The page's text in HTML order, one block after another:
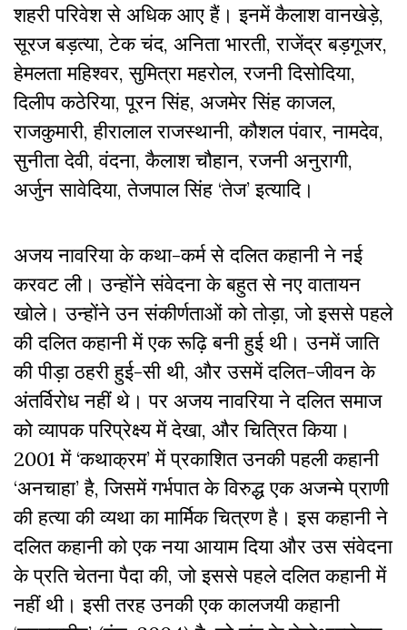
शहरी परिवेश से अधिक आए हैं। इनमें कैलाश वानखेड़े,
सूरज बड़त्या, टेक चंद, अनिता भारती, राजेंद्र बड़गूजर,
हेमलता महिश्वर, सुमित्रा महरोल, रजनी दिसोदिया,
दिलीप कठेरिया, पूरन सिंह, अजमेर सिंह काजल,
राजकुमारी, हीरालाल राजस्थानी, कौशल पंवार, नामदेव,
सुनीता देवी, वंदना, कैलाश चौहान, रजनी अनुरागी,
अर्जुन सावेदिया, तेजपाल सिंह ‘तेज’ इत्यादि।
अजय नावरिया के कथा-कर्म से दलित कहानी ने नई
करवट ली। उन्होंने संवेदना के बहुत से नए वातायन
खोले। उन्होंने उन संकीर्णताओं को तोड़ा, जो इससे पहले
की दलित कहानी में एक रूढ़ि बनी हुई थी। उनमें जाति
की पीड़ा ठहरी हुई-सी थी, और उसमें दलित-जीवन के
अंतर्विरोध नहीं थे। पर अजय नावरिया ने दलित समाज
को व्यापक परिप्रेक्ष्य में देखा, और चित्रित किया।
2001 में ‘कथाक्रम’ में प्रकाशित उनकी पहली कहानी
‘अनचाहा’ है, जिसमें गर्भपात के विरुद्ध एक अजन्मे प्राणी
की हत्या की व्यथा का मार्मिक चित्रण है। इस कहानी ने
दलित कहानी को एक नया आयाम दिया और उस संवेदना
के प्रति चेतना पैदा की, जो इससे पहले दलित कहानी में
नहीं थी। इसी तरह उनकी एक कालजयी कहानी